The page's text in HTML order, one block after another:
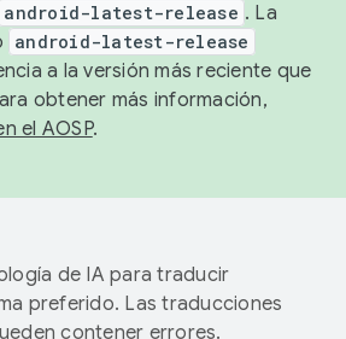
android-latest-release . La
android-latest-release
a la versión más reciente que
obtener más información,
el AOSP.
de IA para traducir
preferido. Las traducciones
contener errores.